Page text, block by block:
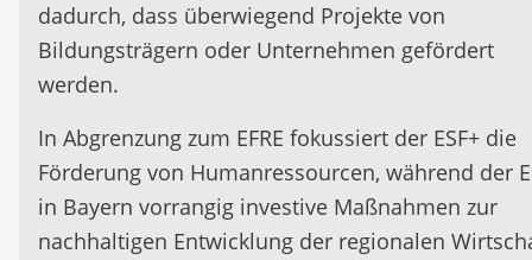
dadurch, dass überwiegend Projekte von
Bildungsträgern oder Unternehmen gefördert
werden.
In Abgrenzung zum EFRE fokussiert der ESF+ die
Förderung von Humanressourcen, während der
in Bayern vorrangig investive Maßnahmen zur
nachhaltigen Entwicklung der regionalen